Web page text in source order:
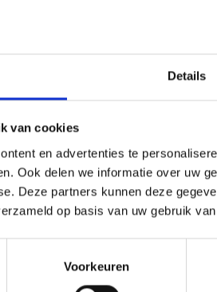
Details
van cookies
en advertenties te
Ook delen we informatie over uw
Deze partners kunnen deze
op basis van uw gebruik
Voorkeuren
illustraties,
kunnen worden om de
site zijn gebruikt, zijn beschermd
gebruik of aanpassing, op
inbegrip van de technische
is ten strengste
kan dat niet worden opgevat